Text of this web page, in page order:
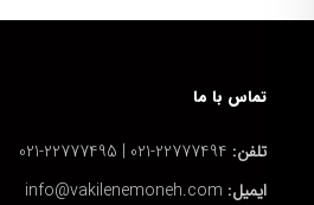
تماس با ما
تلفن:
ایمیل: